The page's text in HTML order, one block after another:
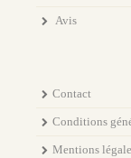
Avis
Contact
Conditions
Mentions